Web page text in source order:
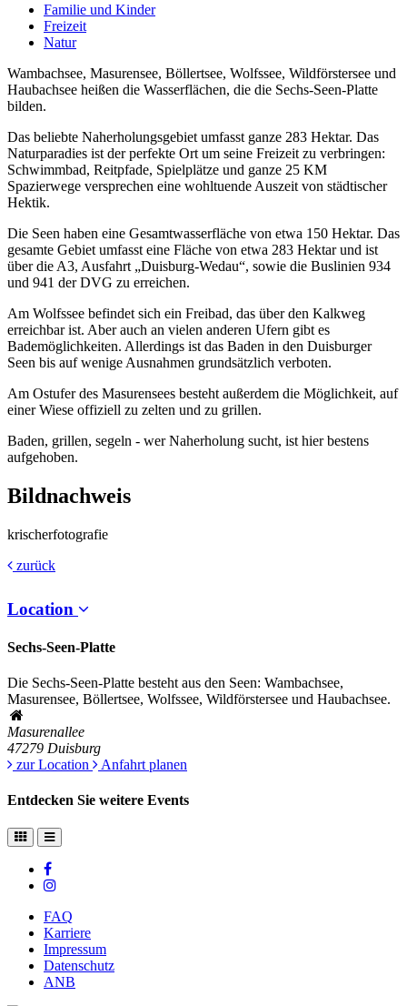
Familie und Kinder
Freizeit
Natur
Wambachsee, Masurensee, Böllertsee, Wolfssee, Wildförstersee und
Haubachsee heißen die Wasserflächen, die die Sechs-Seen-Platte
bilden.
Das beliebte Naherholungsgebiet umfasst ganze 283 Hektar. Das
Naturparadies ist der perfekte Ort um seine Freizeit zu verbringen:
Schwimmbad, Reitpfade, Spielplätze und ganze 25 KM
Spazierwege versprechen eine wohltuende Auszeit von städtischer
Hektik.
Die Seen haben eine Gesamtwasserfläche von etwa 150 Hektar. Das
gesamte Gebiet umfasst eine Fläche von etwa 283 Hektar und ist
über die A3, Ausfahrt „Duisburg-Wedau“, sowie die Buslinien 934
und 941 der DVG zu erreichen.
Am Wolfssee befindet sich ein Freibad, das über den Kalkweg
erreichbar ist. Aber auch an vielen anderen Ufern gibt es
Bademöglichkeiten. Allerdings ist das Baden in den Duisburger
Seen bis auf wenige Ausnahmen grundsätzlich verboten.
Am Ostufer des Masurensees besteht außerdem die Möglichkeit, auf
einer Wiese offiziell zu zelten und zu grillen.
Baden, grillen, segeln - wer Naherholung sucht, ist hier bestens
aufgehoben.
Bildnachweis
krischerfotografie
zurück
Location
Sechs-Seen-Platte
Die Sechs-Seen-Platte besteht aus den Seen: Wambachsee,
Masurensee, Böllertsee, Wolfssee, Wildförstersee und Haubachsee.
Masurenallee
47279 Duisburg
zur Location
Anfahrt planen
Entdecken Sie weitere Events
FAQ
Karriere
Impressum
Datenschutz
ANB